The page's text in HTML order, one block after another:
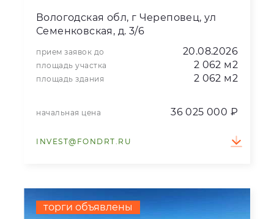
Вологодская обл, г Череповец, ул
Семенковская, д. 3/6
прием заявок до 20.08.2026
площадь участка 2 062 м2
площадь здания 2 062 м2
начальная цена 36 025 000 ₽
INVEST@FONDRT.RU
торги объявлены